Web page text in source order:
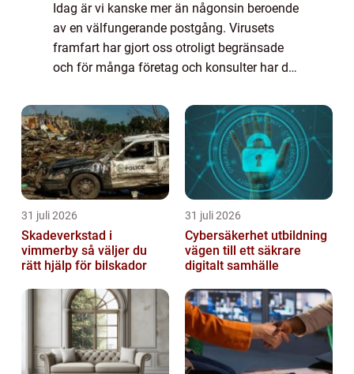
Idag är vi kanske mer än någonsin beroende
av en välfungerande postgång. Virusets
framfart har gjort oss otroligt begränsade
och för många företag och konsulter har det
som är ute och träffar kunder lande...
31 juli 2026
Skadeverkstad i
vimmerby så väljer du
rätt hjälp för bilskador
31 juli 2026
Cybersäkerhet utbildning
vägen till ett säkrare
digitalt samhälle